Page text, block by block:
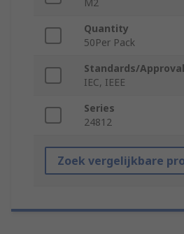
M2
Quantity
50Per Pack
Standards/
IEC, IEEE
Series
24812
Zoek vergelijkbare